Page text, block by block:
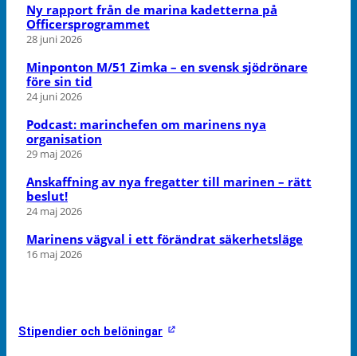
Ny rapport från de marina kadetterna på
Officersprogrammet
28 juni 2026
Minponton M/51 Zimka – en svensk sjödrönare
före sin tid
24 juni 2026
Podcast: marinchefen om marinens nya
organisation
29 maj 2026
Anskaffning av nya fregatter till marinen – rätt
beslut!
24 maj 2026
Marinens vägval i ett förändrat säkerhetsläge
16 maj 2026
Stipendier och belöningar